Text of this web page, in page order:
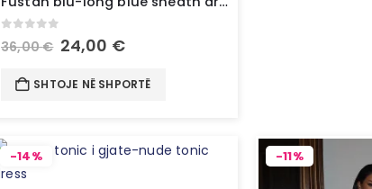
out of 5
36,00€ 24,00 €
SHTOJE NË SHPORTË
-14% -11%